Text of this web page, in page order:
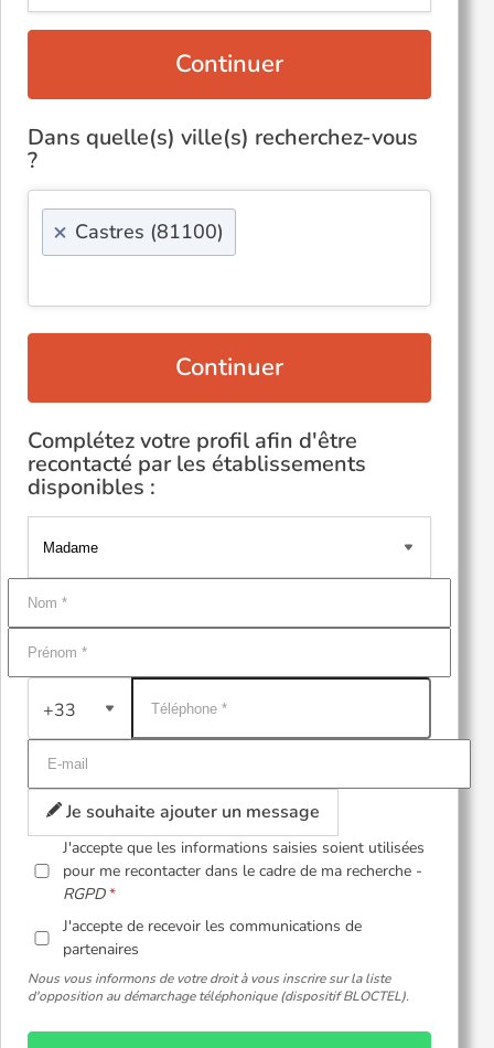
Continuer
Dans quelle(s) ville(s) recherchez-vous
?
× Castres (81100)
Continuer
Complétez votre profil afin d'être
recontacté par les établissements
disponibles :
+33
Je souhaite ajouter un message
J'accepte que les informations saisies soient utilisées
pour me recontacter dans le cadre de ma recherche -
RGPD
J'accepte de recevoir les communications de
partenaires
Nous vous informons de votre droit à vous inscrire sur la liste
d'opposition au démarchage téléphonique (dispositif BLOCTEL).